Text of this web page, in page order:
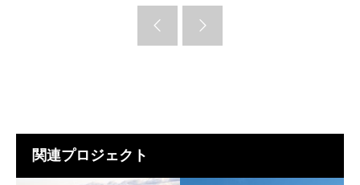
関連プロジェクト